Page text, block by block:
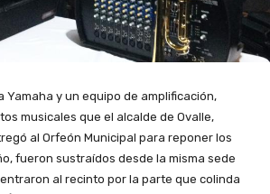
Yamaha y un equipo de amplificación,
musicales que el alcalde de Ovalle,
al Orfeón Municipal para reponer los
fueron sustraídos desde la misma sede
al recinto por la parte que colinda